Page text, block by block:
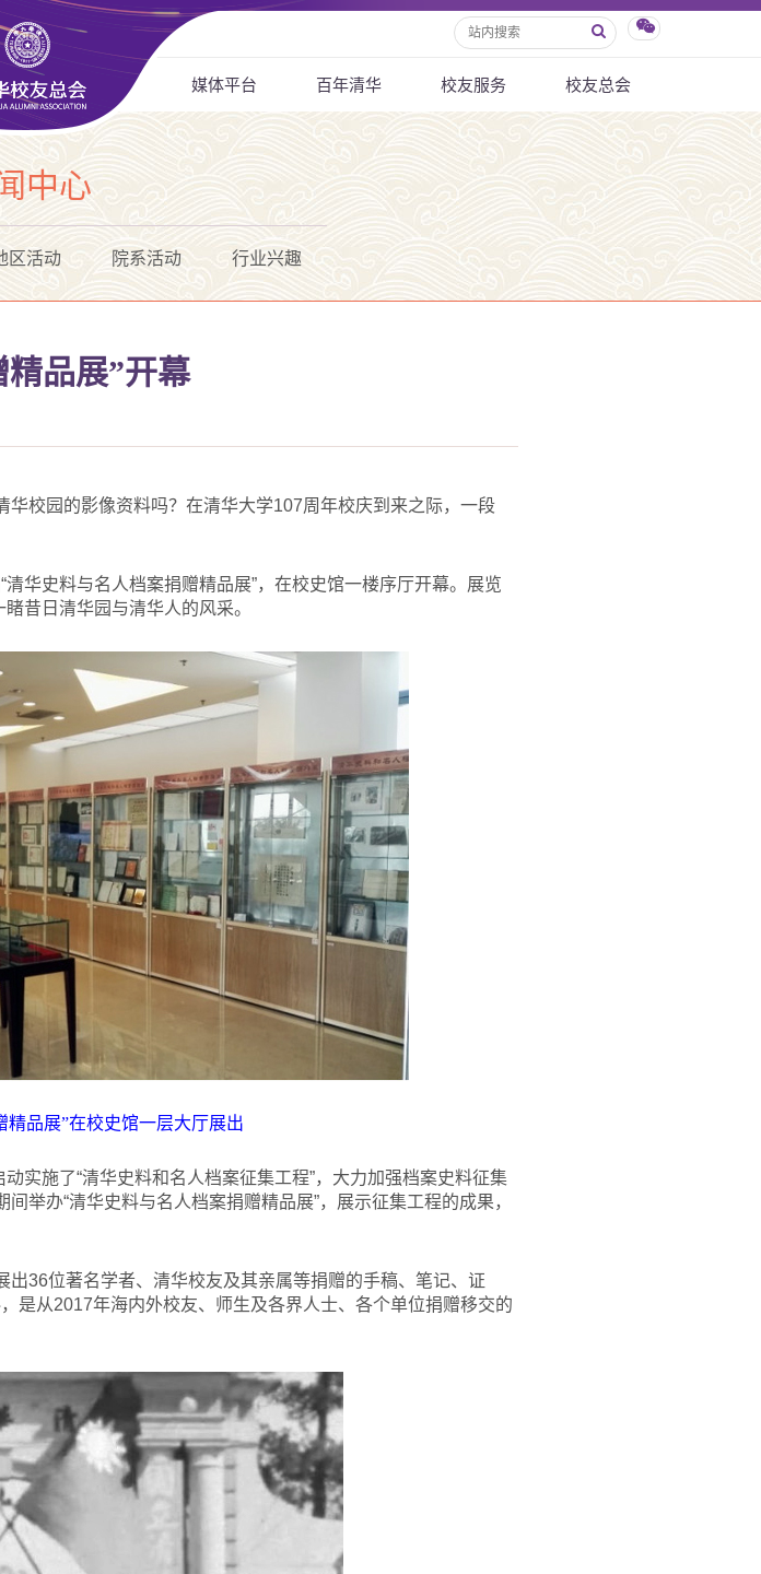
媒体平台 百年清华 校友服务 校友总会
中心
区活动 院系活动 行业兴趣
品展”开幕
校园的影像资料吗？在清华大学107周年校庆到来之际，一段
华史料与名人档案捐赠精品展”，在校史馆一楼序厅开幕。展览
昔日清华园与清华人的风采。
精品展”在校史馆一层大厅展出
实施了“清华史料和名人档案征集工程”，大力加强档案史料征集
举办“清华史料与名人档案捐赠精品展”，展示征集工程的成果，
36位著名学者、清华校友及其亲属等捐赠的手稿、笔记、证
是从2017年海内外校友、师生及各界人士、各个单位捐赠移交的